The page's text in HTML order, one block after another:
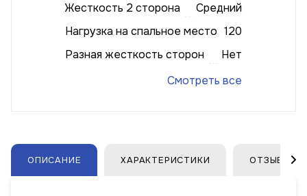
Жесткость 2 сторона
Средний
Нагрузка на спальное место 120
Разная жесткость сторон
Нет
Смотреть все
ОПИСАНИЕ ХАРАКТЕРИСТИКИ ОТЗЫВЫ